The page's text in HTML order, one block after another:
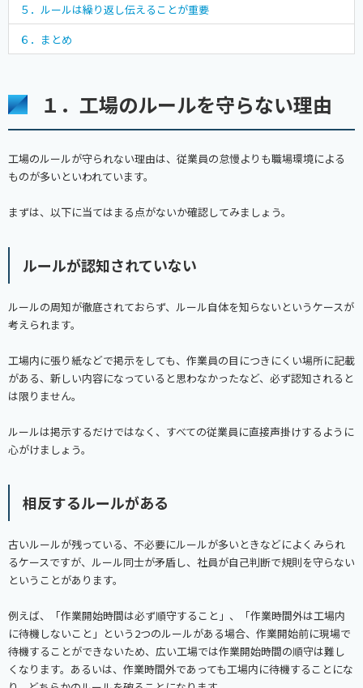
５．ルールは繰り返し伝えることが重要
６．まとめ
１．工場のルールを守らない理由
工場のルールが守られない理由は、従業員の怠慢よりも職場環境による
ものが多いといわれています。
まずは、以下に当てはまる点がないか確認してみましょう。
ルールが認知されていない
ルールの周知が徹底されておらず、ルール自体を知らないというケースが
考えられます。
工場内に張り紙などで掲示をしても、作業員の目につきにくい場所に記載
がある、新しい内容になっていると思わなかったなど、必ず認知されると
は限りません。
ルールは掲示するだけではなく、すべての従業員に直接声掛けするように
心がけましょう。
相反するルールがある
古いルールが残っている、不必要にルールが多いときなどによくみられ
るケースですが、ルール同士が矛盾し、社員が自己判断で規則を守らない
ということがあります。
例えば、「作業開始時間は必ず順守すること」、「作業時間外は工場内
に待機しないこと」という2つのルールがある場合、作業開始前に現場で
待機することができないため、広い工場では作業開始時間の順守は難し
くなります。あるいは、作業時間外であっても工場内に待機することにな